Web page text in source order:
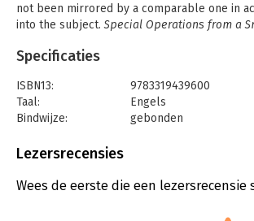
not been mirrored by a comparable one in
into the subject.Special Operations from a
range of perspectives from both practitioners
fascinating insights into the opportunities
challenges confronting small states such as
evolutionary development and use of SOF.”
D r James Kiras, Associate Professor, School
Alabama, USA.
Specificaties
ISBN13:
9783319439600
Taal:
Engels
Bindwijze:
gebonden
Verschijningsdatum:
Hoofdrubriek:
Mens en maatschappij
Lezersrecensies
Wees de eerste die een lezersrecensie